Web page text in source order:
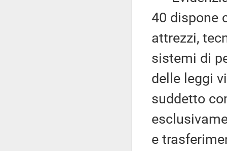
40 dispone
attrezzi,
sistemi di
delle leggi
suddetto
e